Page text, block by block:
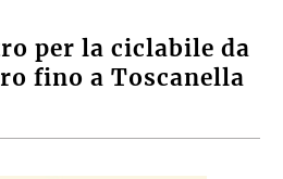
per la ciclabile da
fino a Toscanella